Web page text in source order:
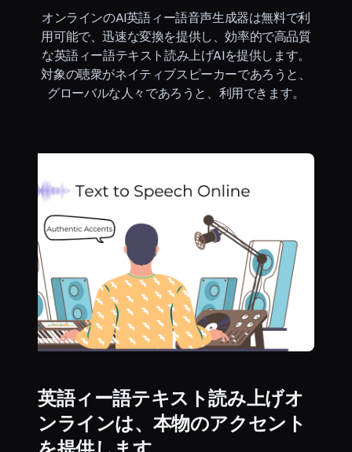
オンラインのAI英語ィー語音声生成器は無料で利
用可能で、迅速な変換を提供し、効率的で高品質
な英語ィー語テキスト読み上げAIを提供します。
対象の聴衆がネイティブスピーカーであろうと、
グローバルな人々であろうと、利用できます。
英語ィー語テキスト読み上げオ
ンラインは、本物のアクセント